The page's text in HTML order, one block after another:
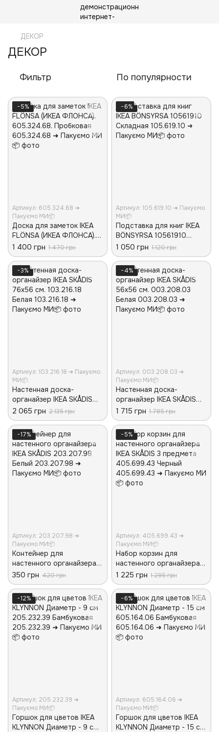
ДЕКОР
ДЕКОР
Фильтр По популярности
−5%
Артикул: 605.324.68 ➜
Пакуємо МИ📦
Доска для заметок IKEA
FLÖNSA (ИКЕА ФЛОНСА).
605.324.68. Пробковая
1 400 грн 1 470 грн
−6%
Артикул: 105.619.10 ➜ Пакуємо
МИ📦
Подставка для книг IKEA
BÖNSYRSA 10561910
Складная
1 050 грн 1 120 грн
−3%
Артикул: 103.216.18 ➜ Пакуємо
МИ📦
Настенная доска-
органайзер IKEA SKÅDIS
76х56 см. 103.216.18
Белая
2 065 грн 2 135 грн
−4%
Артикул: 003.208.03 ➜
Пакуємо МИ📦
Настенная доска-
органайзер IKEA SKÅDIS
56х56 см. 003.208.03
Белая
1 715 грн 1 785 грн
−17%
Артикул: 203.207.98 ➜
Пакуємо МИ📦
Контейнер для
настенного органайзера
IKEA SKÅDIS 203.207.98
Белый
350 грн 420 грн
−5%
Артикул: 405.699.43 ➜
Пакуємо МИ📦
Набор корзин для
настенного органайзера
IKEA SKÅDIS 3 предмета
405.699.43 Черный
1 225 грн 1 295 грн
−12%
Артикул: 205.232.39 ➜
Пакуємо МИ📦
Горшок для цветов IKEA
KLYNNON Диаметр - 9 см
−6%
Артикул: 605.164.06 ➜
Пакуємо МИ📦
Горшок для цветов IKEA
KLYNNON Диаметр - 15 см